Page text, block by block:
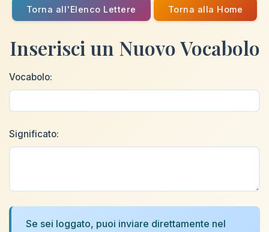
Torna all'Elenco Lettere Torna alla Home
Inserisci un Nuovo Vocabolo
Vocabolo:
Significato:
Se sei loggato, puoi inviare direttamente nel